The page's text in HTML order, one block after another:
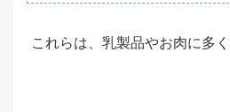
これらは、乳製品やお肉に多く